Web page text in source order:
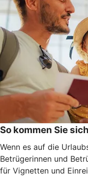
So kommen Sie
Wenn es auf die
Betrügerinnen und
für Vignetten und